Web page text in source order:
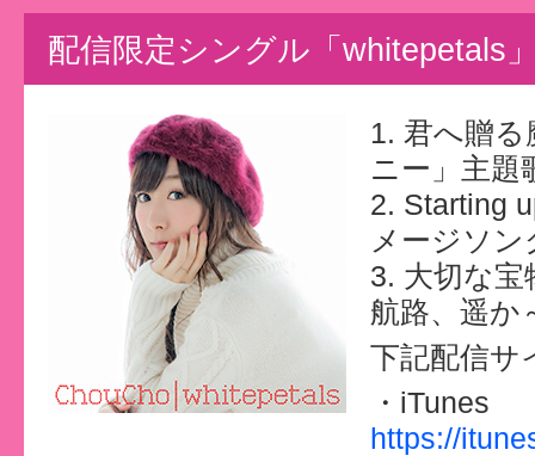
配信限定シングル「whitepetals
1. 君へ贈
ニー」主題
2. Starting
メージソン
3. 大切な
航路、遥か
下記配信サ
・iTunes
https://